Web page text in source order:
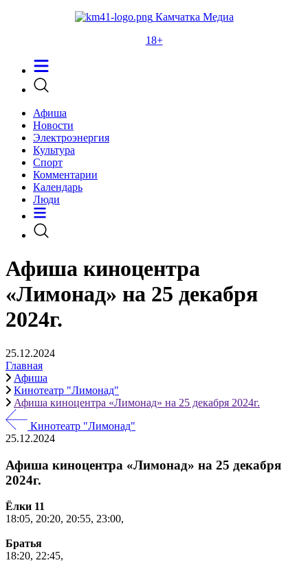
Камчатка Медиа
18+
Афиша
Новости
Электроэнергия
Культура
Спорт
Комментарии
Календарь
Люди
Афиша киноцентра
«Лимонад» на 25 декабря
2024г.
25.12.2024
Главная
Афиша
Кинотеатр "Лимонад"
Афиша киноцентра «Лимонад» на 25 декабря 2024г.
Кинотеатр "Лимонад"
25.12.2024
Афиша киноцентра «Лимонад» на 25 декабря
2024г.
Ёлки 11
18:05, 20:20, 20:55, 23:00,
Братья
18:20, 22:45,